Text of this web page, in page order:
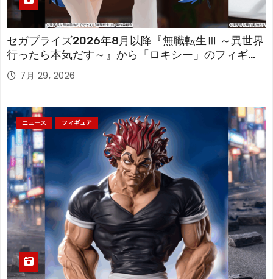
セガプライズ2026年8月以降『無職転生Ⅲ ～異世界
行ったら本気だす～』から「ロキシー」のフィギュ
アが登場！
7月 29, 2026
ニュース フィギュア